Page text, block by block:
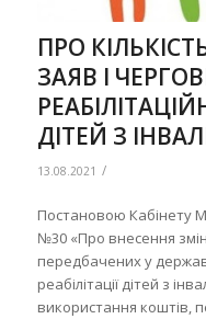
ПРО
ЗАЯВ І
ДІТЕЙ З
13.08.2021 /
Постановою Кабінету
№30 «Про внесення
передбачених у
реабілітації дітей з
використання коштів,